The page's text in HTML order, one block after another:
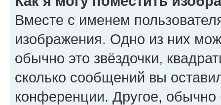
Вместе с именем
изображения. Одно из них
обычно это звёздочки,
сколько сообщений вы
конференции. Другое,